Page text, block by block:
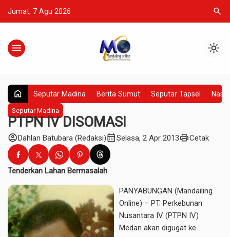
Jumat, 7 Agu 2026 search
menu light_mode
home Seputar Madina Berita Sumut Seputar Tapsel
Seputar Madina
PTPN IV DISOMASI
account_circleDahlan Batubara (Redaksi)calendar_monthSelasa, 2 Apr 2013printCetak
Tenderkan Lahan Bermasalah
PANYABUNGAN (Mandailing
Online) – PT. Perkebunan
Nusantara IV (PTPN IV)
Medan akan digugat ke